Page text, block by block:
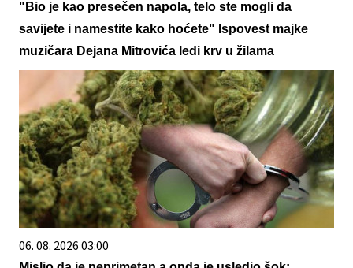
"Bio je kao presečen napola, telo ste mogli da
savijete i namestite kako hoćete" Ispovest majke
muzičara Dejana Mitrovića ledi krv u žilama
06. 08. 2026 03:00